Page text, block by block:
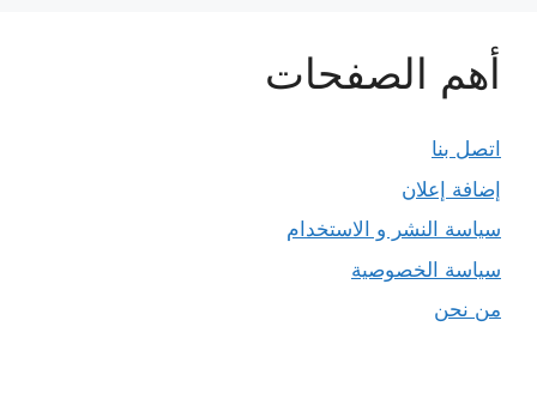
أهم الصفحات
اتصل بنا
إضافة إعلان
سياسة النشر و الاستخدام
سياسة الخصوصية
من نحن